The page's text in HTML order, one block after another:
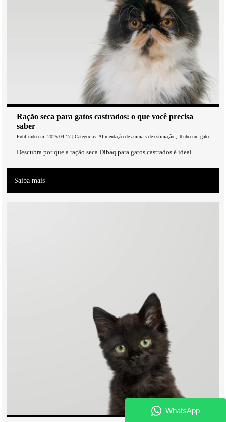
Ração seca para gatos castrados: o que você precisa
saber
Publicado em: 2025-04-17 | Categorias: Alimentação de animais de estimação ,Tenho um gato
Descubra por que a ração seca Dibaq para gatos castrados é ideal.
Saiba mais